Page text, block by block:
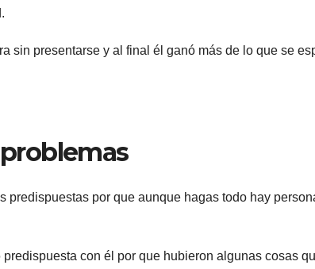
sin presentarse y al final él ganó más de lo que se
predispuestas por que aunque hagas todo hay
con él por que hubieron algunas cosas